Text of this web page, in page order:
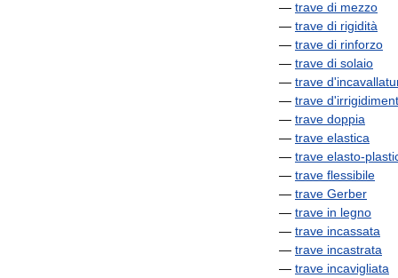
— trave di mezzo
— trave di rigidità
— trave di rinforzo
— trave di solaio
— trave d'
— trave d'
— trave doppia
— trave elastica
— trave elasto-
— trave flessibile
— trave Gerber
— trave in legno
— trave incassata
— trave incastrata
— trave incavigliata